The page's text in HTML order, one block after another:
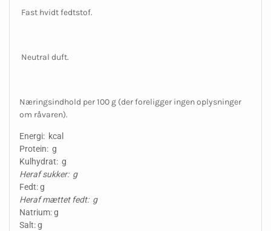
Fast hvidt fedtstof.
Neutral duft.
Næringsindhold per 100 g (der foreligger ingen oplysninger
om råvaren).
Energi: kcal
Protein: g
Kulhydrat: g
Heraf sukker: g
Fedt: g
Heraf mættet fedt: g
Natrium: g
Salt: g